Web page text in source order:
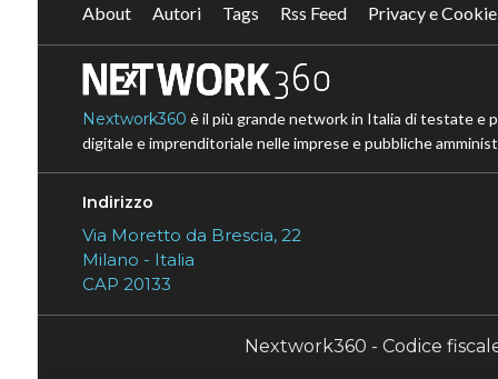
About Autori Tags Rss Feed Privacy e
Nextwork360 è il più grande network in Italia di testate e
digitale e imprenditoriale nelle imprese e pubbliche
Indirizzo
Via Moretto da Brescia, 22
Milano - Italia
CAP 20133
Nextwork360 - Codice